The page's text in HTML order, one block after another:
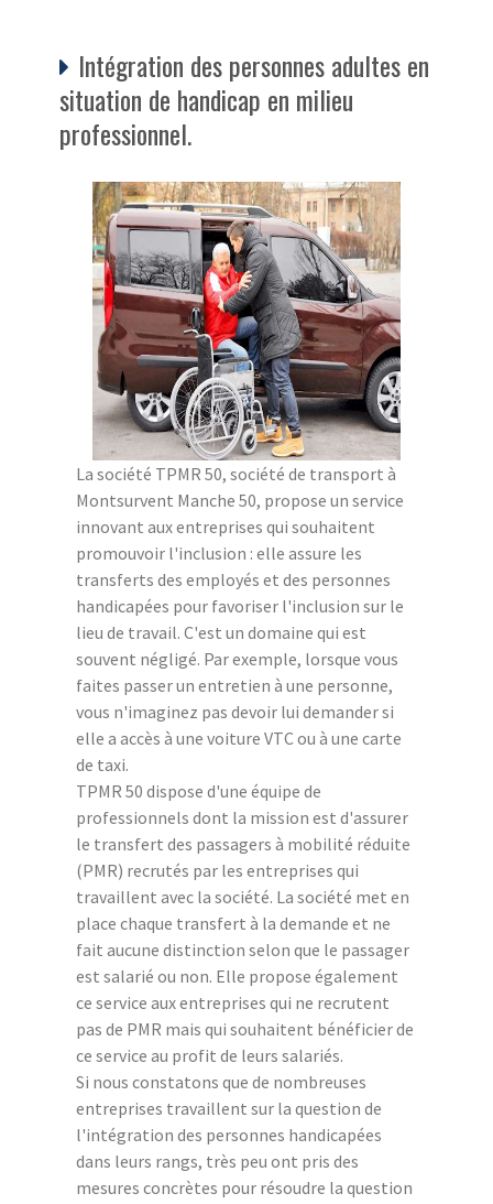
Intégration des personnes adultes en
situation de handicap en milieu
professionnel.
La société TPMR 50, société de transport à
Montsurvent Manche 50, propose un service
innovant aux entreprises qui souhaitent
promouvoir l'inclusion : elle assure les
transferts des employés et des personnes
handicapées pour favoriser l'inclusion sur le
lieu de travail. C'est un domaine qui est
souvent négligé. Par exemple, lorsque vous
faites passer un entretien à une personne,
vous n'imaginez pas devoir lui demander si
elle a accès à une voiture VTC ou à une carte
de taxi.
TPMR 50 dispose d'une équipe de
professionnels dont la mission est d'assurer
le transfert des passagers à mobilité réduite
(PMR) recrutés par les entreprises qui
travaillent avec la société. La société met en
place chaque transfert à la demande et ne
fait aucune distinction selon que le passager
est salarié ou non. Elle propose également
ce service aux entreprises qui ne recrutent
pas de PMR mais qui souhaitent bénéficier de
ce service au profit de leurs salariés.
Si nous constatons que de nombreuses
entreprises travaillent sur la question de
l'intégration des personnes handicapées
dans leurs rangs, très peu ont pris des
mesures concrètes pour résoudre la question